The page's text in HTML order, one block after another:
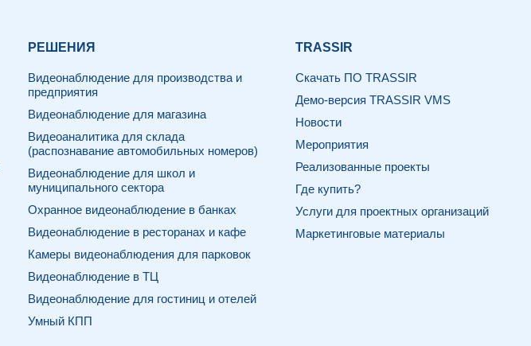
РЕШЕНИЯ
Видеонаблюдение для производства и
предприятия
Видеонаблюдение для магазина
Видеоаналитика для склада
(распознавание автомобильных номеров)
Видеонаблюдение для школ и
муниципального сектора
Охранное видеонаблюдение в банках
Видеонаблюдение в ресторанах и кафе
Камеры видеонаблюдения для парковок
Видеонаблюдение в ТЦ
Видеонаблюдение для гостиниц и отелей
Умный КПП
TRASSIR
Скачать ПО TRASSIR
Демо-версия TRASSIR VMS
Новости
Мероприятия
Реализованные проекты
Где купить?
Услуги для проектных организаций
Маркетинговые материалы